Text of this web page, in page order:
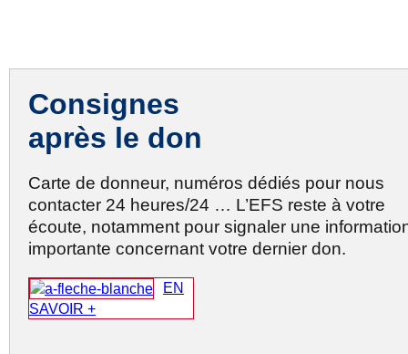
Consignes
après le don
Carte de donneur, numéros dédiés pour nous
contacter 24 heures/24 … L’EFS reste à votre
écoute, notamment pour signaler une
importante concernant votre dernier don.
EN
SAVOIR +